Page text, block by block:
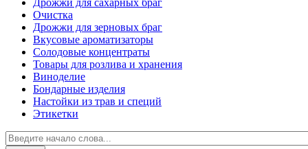
Очистка
Дрожжи для зерновых браг
Вкусовые ароматизаторы
Солодовые концентраты
Товары для розлива и хранения
Виноделие
Бондарные изделия
Настойки из трав и специй
Этикетки